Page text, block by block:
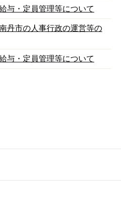
与・定員管理等について
丹市の人事行政の運営等の
与・定員管理等について